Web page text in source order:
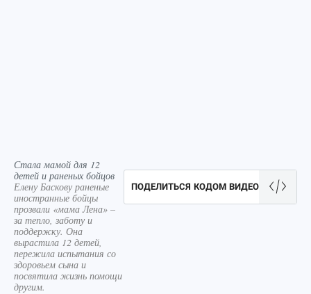
Стала мамой для 12
детей и раненых бойцов
Елену Баскову раненые
иностранные бойцы
прозвали «мама Лена» –
за тепло, заботу и
поддержку. Она
вырастила 12 детей,
пережила испытания со
здоровьем сына и
посвятила жизнь помощи
другим.
ПОДЕЛИТЬСЯ КОДОМ ВИДЕО